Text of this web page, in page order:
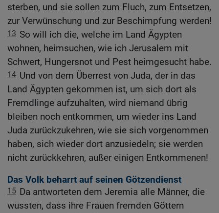
sterben, und sie sollen zum Fluch, zum Entsetzen,
zur Verwünschung und zur Beschimpfung werden!
13 So will ich die, welche im Land Ägypten
wohnen, heimsuchen, wie ich Jerusalem mit
Schwert, Hungersnot und Pest heimgesucht habe.
14 Und von dem Überrest von Juda, der in das
Land Ägypten gekommen ist, um sich dort als
Fremdlinge aufzuhalten, wird niemand übrig
bleiben noch entkommen, um wieder ins Land
Juda zurückzukehren, wie sie sich vorgenommen
haben, sich wieder dort anzusiedeln; sie werden
nicht zurückkehren, außer einigen Entkommenen!
Das Volk beharrt auf seinen Götzendienst
15 Da antworteten dem Jeremia alle Männer, die
wussten, dass ihre Frauen fremden Göttern